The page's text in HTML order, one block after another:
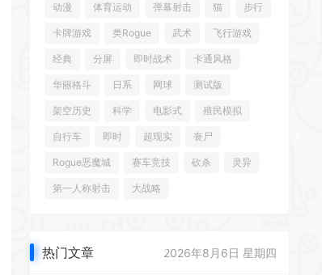
动漫 体育运动 弹幕射击 猫 步行
卡牌游戏 类Rogue 武术 飞行游戏
经典 分屏 即时战术 卡通风格
华丽格斗 日系 网球 测试版
架空历史 科学 电影式 殖民模拟
自行车 即时 超现实 丧尸
Rogue恶魔城 赛车竞技 砍杀 灵异
第一人称射击 大战略
热门文章 2026年8月6日 星期四
*
*
*
*